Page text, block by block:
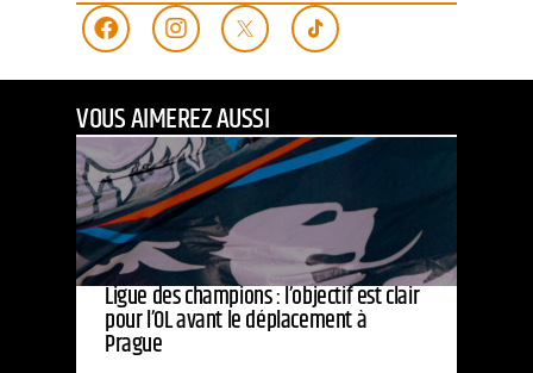
VOUS AIMEREZ AUSSI
Ligue des champions : l’objectif est clair
pour l’OL avant le déplacement à
Prague